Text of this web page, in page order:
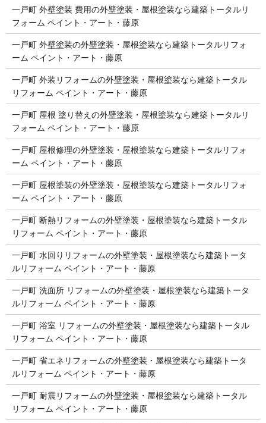
一戸町 外壁塗装 費用の外壁塗装・屋根塗装なら建築トータルリ
フォーム ペイント・アート・藤原
一戸町 外壁塗装の外壁塗装・屋根塗装なら建築トータルリフォ
ーム ペイント・アート・藤原
一戸町 外装リフォームの外壁塗装・屋根塗装なら建築トータル
リフォーム ペイント・アート・藤原
一戸町 屋根 塗り替えの外壁塗装・屋根塗装なら建築トータルリ
フォーム ペイント・アート・藤原
一戸町 屋根修理の外壁塗装・屋根塗装なら建築トータルリフォ
ーム ペイント・アート・藤原
一戸町 屋根塗装の外壁塗装・屋根塗装なら建築トータルリフォ
ーム ペイント・アート・藤原
一戸町 断熱リフォームの外壁塗装・屋根塗装なら建築トータル
リフォーム ペイント・アート・藤原
一戸町 水回りリフォームの外壁塗装・屋根塗装なら建築トータ
ルリフォーム ペイント・アート・藤原
一戸町 洗面所 リフォームの外壁塗装・屋根塗装なら建築トータ
ルリフォーム ペイント・アート・藤原
一戸町 浴室 リフォームの外壁塗装・屋根塗装なら建築トータル
リフォーム ペイント・アート・藤原
一戸町 省エネリフォームの外壁塗装・屋根塗装なら建築トータ
ルリフォーム ペイント・アート・藤原
一戸町 耐震リフォームの外壁塗装・屋根塗装なら建築トータル
リフォーム ペイント・アート・藤原